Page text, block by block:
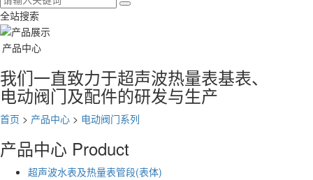
全站搜索
产品中心
我们一直致力于超声波热量表基表、
电动阀门及配件的研发与生产
首页 > 产品中心 > 电动阀门系列
产品中心 Product
超声波水表及热量表管段(表体)